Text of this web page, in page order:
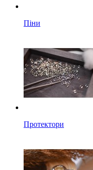
Піни
Протектори